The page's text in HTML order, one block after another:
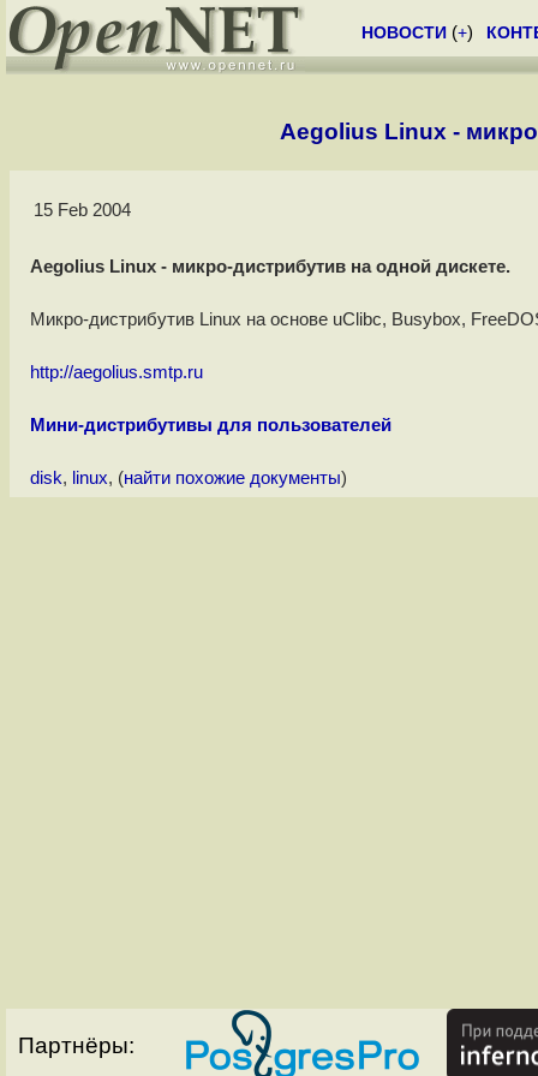
НОВОСТИ (+)
Aegolius Linux -
15 Feb 2004
Aegolius Linux - микро-дистрибутив на одной дискете.
Микро-дистрибутив Linux на основе uClibc, Busybox,
http://aegolius.smtp.ru
Мини-дистрибутивы для пользователей
disk, linux, (найти похожие документы)
Партнёры: